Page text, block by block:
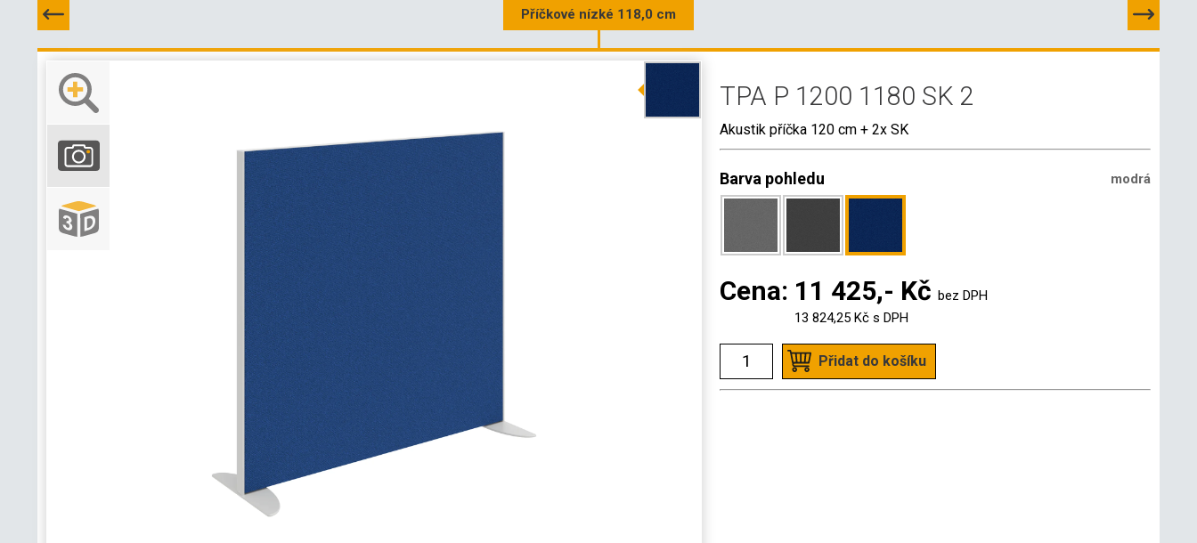
KE STAŽENÍ
3D DATA
VELKOOBCHODNÍ KONTAKTY
Příčkové nízké 118,0 cm
TPA P 1200 1180 SK 2
Akustik příčka 120 cm + 2x SK
Barva pohledu modrá
Cena: 11 425,- Kč bez DPH
13 824,25 Kč s DPH
Přidat do košíku